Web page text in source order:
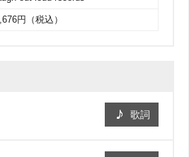
円（税込）
歌詞